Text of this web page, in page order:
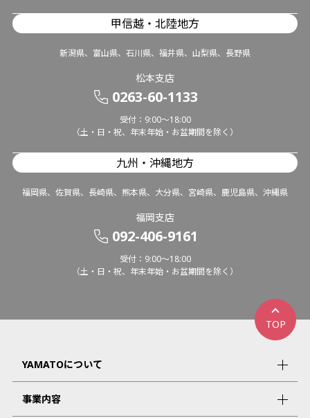
甲信越・北陸地方
新潟県、富山県、石川県、福井県、山梨県、長野県
松本支店
0263-60-1133
受付：9:00～18:00
（土・日・祝、年末年始・お盆期間を除く）
九州・沖縄地方
福岡県、佐賀県、長崎県、熊本県、大分県、宮崎県、鹿児島県、沖縄県
福岡支店
092-406-9161
受付：9:00～18:00
（土・日・祝、年末年始・お盆期間を除く）
TOP
YAMATOについて
事業内容